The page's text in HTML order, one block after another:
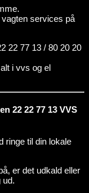
services på
22 77 13 / 80 20 20
i vvs og el
22 22 77 13 VVS
ringe til din lokale
er det udkald eller
ud.